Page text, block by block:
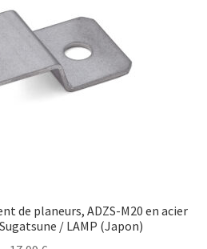
de planeurs, ADZS-M20 en acier
/ LAMP (Japon)